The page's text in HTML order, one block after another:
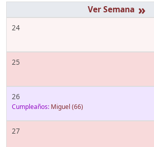
»
24
25
26
Cumpleaños: Miguel (66)
27